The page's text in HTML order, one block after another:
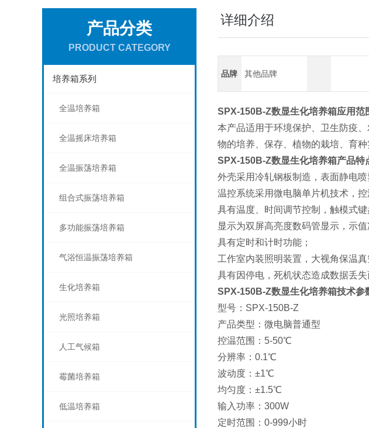
产品分类
PRODUCT CATEGORY
培养箱系列
全温培养箱
全温摇床培养箱
全温振荡培养箱
组合式振荡培养箱
多功能振荡培养箱
气浴恒温振荡培养箱
生化培养箱
光照培养箱
人工气候箱
霉菌培养箱
低温培养箱
详细介绍
品牌 其他品牌
SPX-150B-Z数显生化培养箱应用范
本产品适用于环境保护、卫生防疫
物的培养、保存、植物的栽培、育种
SPX-150B-Z数显生化培养箱产品特
外壳采用冷轧钢板制造，表面静电
温控系统采用微电脑单片机技术，控
具有温度、时间调节控制，触模式键
显示为双屏高亮度数码管显示，示值
具有定时和计时功能；
工作室内装照明装置，大视角保温真
具有因停电，死机状态造成数据丢
SPX-150B-Z数显生化培养箱技术参
型号：SPX-150B-Z
产品类型：微电脑普通型
控温范围：5-50℃
分辨率：0.1℃
波动度：±1℃
均匀度：±1.5℃
输入功率：300W
定时范围：0-999小时